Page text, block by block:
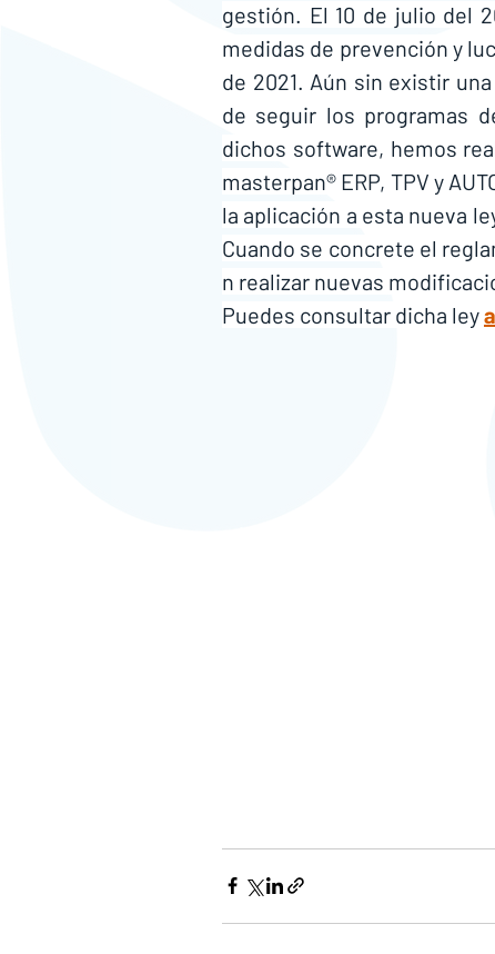
gestión. El 10 de julio del
medidas de prevención y
de 2021. Aún sin existir
de seguir los programas
dichos software, hemos
masterpan® ERP, TPV y
la aplicación a esta nueva
Cuando se concrete el
n realizar nuevas
Puedes consultar dicha ley